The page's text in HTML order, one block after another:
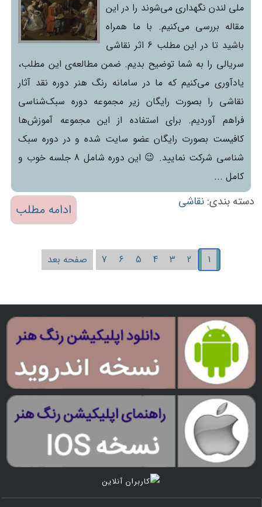
ملی لندن نگهداری می‌شوند را در این
مقاله بررسی می‌کنیم. با ما همراه
باشید تا در این مطلب 6 اثر نقاشی
سریالی را به شما توضیح بدیم. ضمن مطالعه‌ی این مطلب،
یادآوری می‌کنیم که ما در سامانه رنگ هنر دوره نقد آثار
نقاشی را بصورت رایگان زیر مجموعه دوره سبک‌شناسی
فراهم آوردیم. برای استفاده از این مجموعه آموزش‌ها
کافیست بصورت رایگان عضو سایت شده و در دوره سبک
شناسی شرکت نمایید. 😉 این دوره شامل 8 جلسه خوب و
کامل ...
ادامه مطلب دسته بندی:نقاشی
7 6 5 4 3 2 1 صفحه بعد